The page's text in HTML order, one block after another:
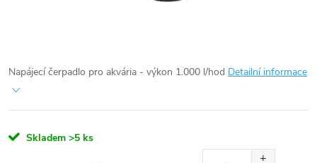
Napájecí čerpadlo pro akvária - výkon 1.000 l/hod Detailní informace
Skladem >5 ks